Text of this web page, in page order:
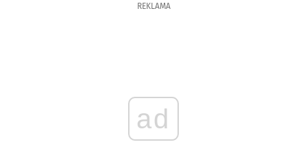
REKLAMA
ad